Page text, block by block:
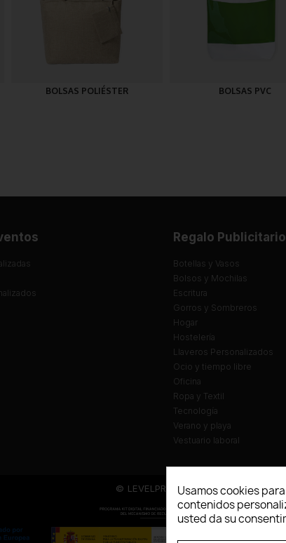
BOLSAS POLIÉSTER BOLSAS PVC
Regalo Publicitario
Botellas y Vasos
Bolsos y Mochilas
Escritura
Gorros y Sombreros
Hogar
Hostelería
Llaveros Personalizados
Ocio y tiempo libre
Oficina
Ropa y Textil
Tecnología
Verano y playa
Vestuario laboral
© LEVELPRINT - 2026Usamos cookies
contenidos
usted da su